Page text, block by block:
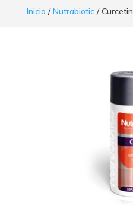
Inicio /Nutrabiotic/ Curcetin